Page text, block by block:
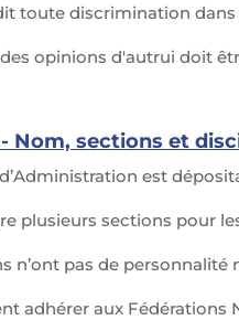
on
toute discrimination
opinions d'autrui doit
Nom, sections et
est
plusieurs sections pour
n’ont pas de personnalité
adhérer aux